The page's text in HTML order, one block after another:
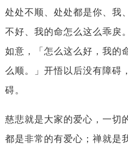
处处不顺、处处都是你、我
不好、我的命怎么这么乖戾
如意，「怎么这么好，我的
么顺。」开悟以后没有障碍
碍。
慈悲就是大家的爱心，一切
都是非常的有爱心；禅就是